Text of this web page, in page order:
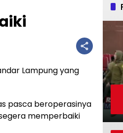
Lampung yang
pasca beroperasinya
memperbaiki